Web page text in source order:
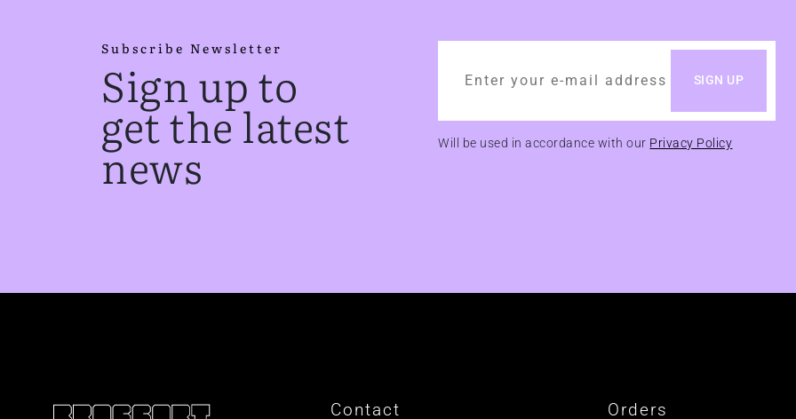
Subscribe Newsletter
Sign up to
get the latest
news Will be used in accordance with our Privacy Policy
Contact Orders